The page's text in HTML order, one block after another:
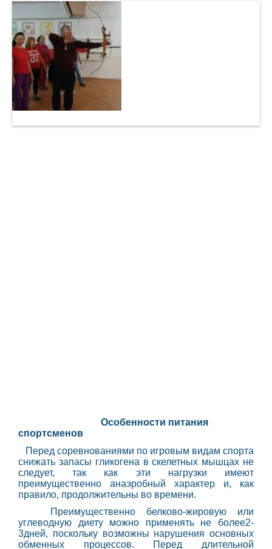
Особенности питания
спортсменов
Перед соревнованиями по игровым видам спорта
снижать запасы гликогена в скелетных мышцах не
следует, так как эти нагрузки имеют
преимущественно анаэробный характер и, как
правило, продолжительны во времени.
Преимущественно белково-жировую или
углеводную диету можно применять не более2-
3дней, поскольку возможны нарушения основных
обменных процессов. Перед длительной